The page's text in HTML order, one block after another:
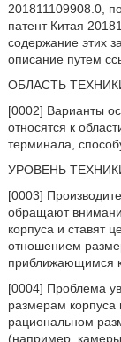
201811109908.0,
патент Китая
содержание этих
описание путем
ОБЛАСТЬ
[0002] Варианты
относятся к
терминала,
УРОВЕНЬ
[0003]
обращают
корпуса и ставят
отношением
приближающимся
[0004] Проблема
размерам корпуса
рациональном
(например,